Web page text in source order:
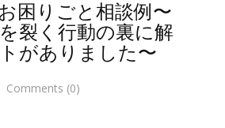
困りごと相談例〜
裂く行動の裏に解
がありました〜
Comments (0)